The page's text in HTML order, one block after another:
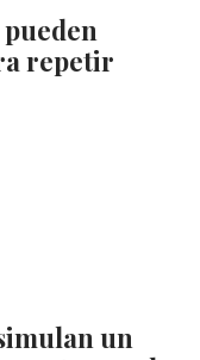
repetir
un